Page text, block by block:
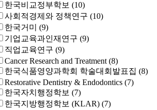
한국비교정부학보 (10)
사회적경제와 정책연구 (10)
한국거미
(9)
기업교육과인재연구 (9)
직업교육연구 (9)
Cancer Research and Treatment (8)
한국식품영양과학회 학술대회발표집 (8)
Restorative Dentistry & Endodontics (7)
한국자치행정학보 (7)
한국지방행정학보 (KLAR) (7)